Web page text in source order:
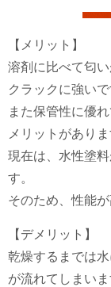
【メリット】
溶剤に比べて匂
クラックに強いで
また保管性に優
メリットがありま
現在は、水性塗
す。
そのため、性能
【デメリット】
乾燥するまでは
が流れてしまいま